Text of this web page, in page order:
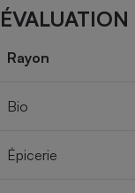
Rayon
Bio
Épicerie